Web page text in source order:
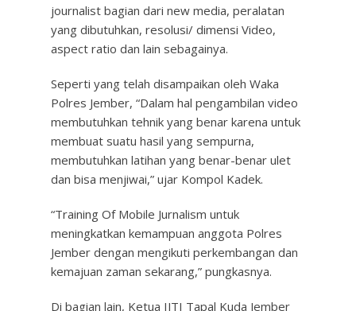
journalist bagian dari new media, peralatan
yang dibutuhkan, resolusi/ dimensi Video,
aspect ratio dan lain sebagainya.
Seperti yang telah disampaikan oleh Waka
Polres Jember, “Dalam hal pengambilan video
membutuhkan tehnik yang benar karena untuk
membuat suatu hasil yang sempurna,
membutuhkan latihan yang benar-benar ulet
dan bisa menjiwai,” ujar Kompol Kadek.
“Training Of Mobile Jurnalism untuk
meningkatkan kemampuan anggota Polres
Jember dengan mengikuti perkembangan dan
kemajuan zaman sekarang,” pungkasnya.
Di bagian lain, Ketua IJTI Tapal Kuda Jember